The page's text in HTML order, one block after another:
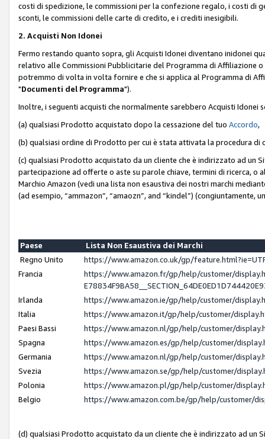
costi di spedizione, le commissioni per la confezione regalo, i costi di
sconti, le commissioni delle carte di credito, e i crediti inesigibili.
2. Acquisti Non Idonei
Fermo restando quanto sopra, gli Acquisti Idonei diventano inidonei
relativo alle Commissioni Pubblicitarie del Programma di Affiliazione
potremmo di volta in volta fornire e che si applica al Programma di
"Documenti del Programma").
Inoltre, i seguenti acquisti che normalmente sarebbero Acquisti
(a) qualsiasi Prodotto acquistato dopo la cessazione del tuo Accordo,
(b) qualsiasi ordine di Prodotto per cui è stata attivata la procedura di
(c) qualsiasi Prodotto acquistato da un cliente che è indirizzato ad un
partecipazione ad offerte o aste su parole chiave, termini di ricerca,
Marchio Amazon (vedi una lista non esaustiva dei nostri marchi
(ad esempio, “ammazon”, “amaozn”, and “kindel”) (congiuntamente,
Paese
Lista Non Esaustiva dei Marchi
Regno Unito
https://www.amazon.co.uk/gp/
Francia
https://www.amazon.fr/gp/help/customer/
Irlanda
https://www.amazon.ie/gp/help/customer/
Italia
https://www.amazon.it/gp/help/customer/
Paesi Bassi
https://www.amazon.nl/gp/help/customer/
Spagna
https://www.amazon.es/gp/help/customer/
Germania
https://www.amazon.nl/gp/help/customer/
Svezia
https://www.amazon.se/gp/help/customer/
Polonia
https://www.amazon.pl/gp/help/customer/
Belgio
https://www.amazon.com.be/gp/help/customer/
(d) qualsiasi Prodotto acquistato da un cliente che è indirizzato ad un